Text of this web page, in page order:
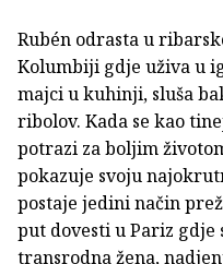
Rubén odrasta u
Kolumbiji gdje uživa u
majci u kuhinji, sluša
ribolov. Kada se kao
potrazi za boljim
pokazuje svoju
postaje jedini način
put dovesti u Pariz
transrodna žena,